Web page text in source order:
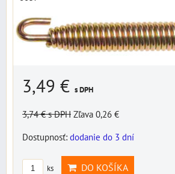
3,49 € s DPH
3,74 €s DPH Zľava 0,26 €
Dostupnosť: dodanie do 3 dní
ks DO KOŠÍKA